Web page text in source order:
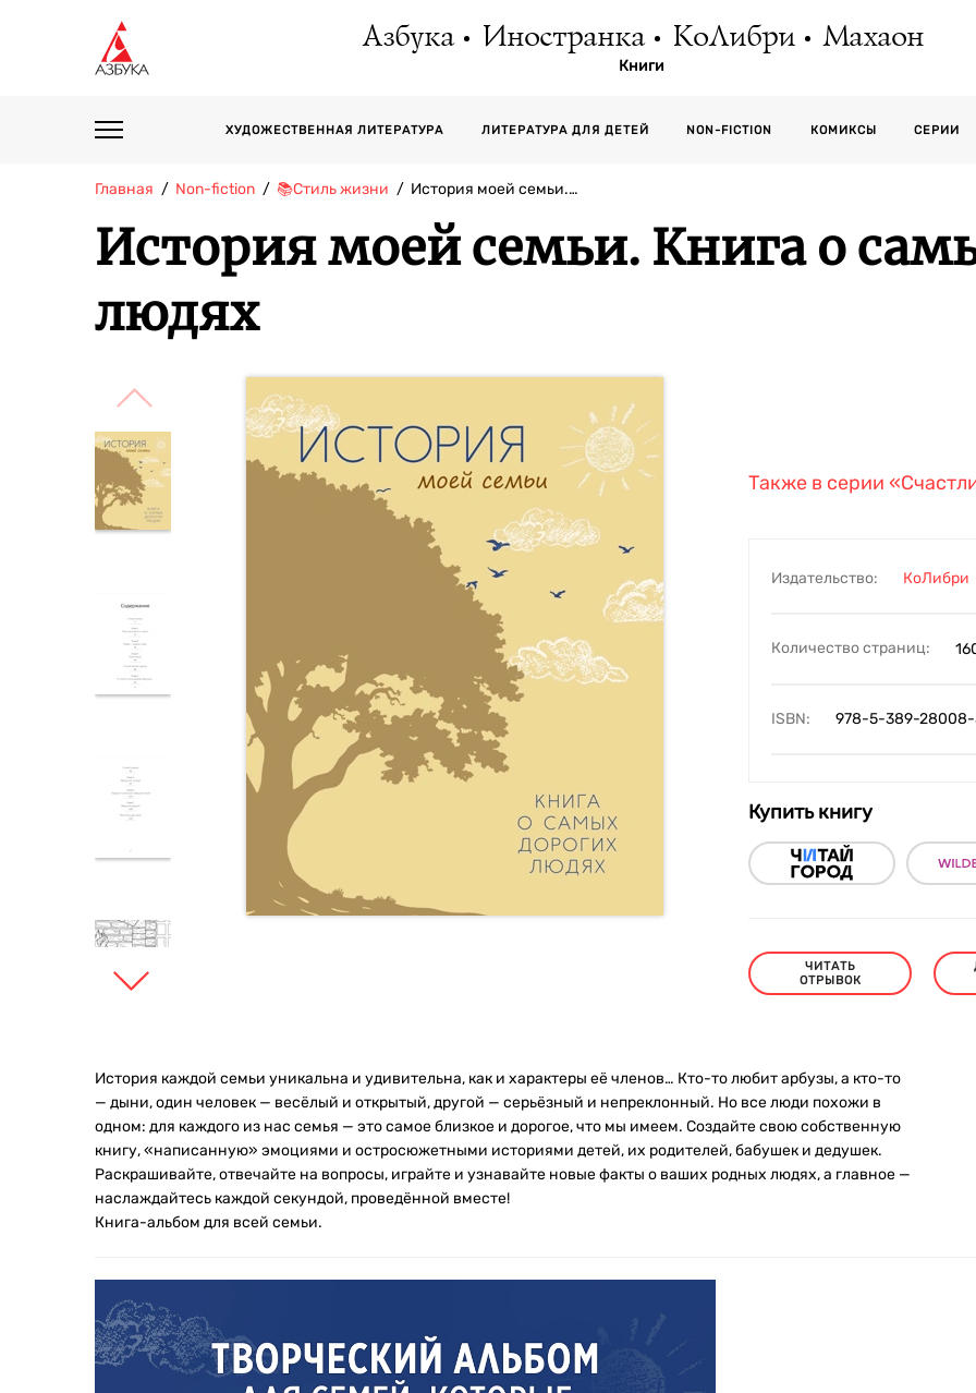
Азбука Иностранка КоЛибри Махаон
Книги
ХУДОЖЕСТВЕННАЯ ЛИТЕРАТУРА ЛИТЕРАТУРА ДЛЯ ДЕТЕЙ NON-FICTION КОМИКСЫ СЕРИИ
Главная Non-fiction 📚Стиль жизни История моей семьи.…
История моей семьи. Книга о
людях
Также в серии
Издательство: КоЛибри
Количество страниц:
ISBN: 978-5-389-
Купить книгу
ЧИТАТЬ
ОТРЫВОК
История каждой семьи уникальна и удивительна, как и характеры её членов… Кто-то любит арбузы, а кто-то
— дыни, один человек — весёлый и открытый, другой — серьёзный и непреклонный. Но все люди похожи в
одном: для каждого из нас семья — это самое близкое и дорогое, что мы имеем. Создайте свою собственную
книгу, «написанную» эмоциями и остросюжетными историями детей, их родителей, бабушек и дедушек.
Раскрашивайте, отвечайте на вопросы, играйте и узнавайте новые факты о ваших родных людях, а главное —
наслаждайтесь каждой секундой, проведённой вместе!
Книга-альбом для всей семьи.